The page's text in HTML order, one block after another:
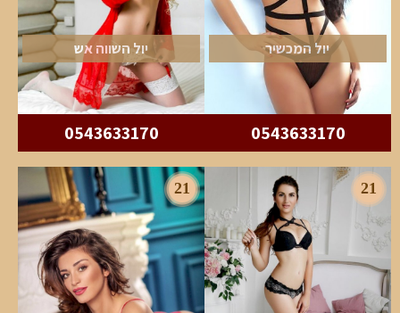
יול המכשיר
0543633170
יול השווה אש
0543633170
21
21